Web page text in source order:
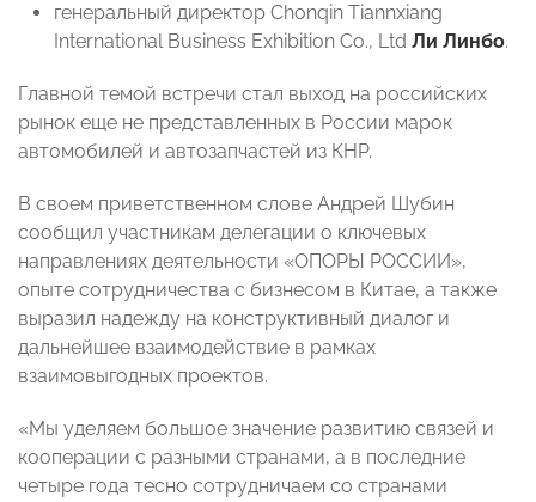
генеральный директор Chonqin Tiannxiang
International Business Exhibition Co., Ltd Ли Линбо.
Главной темой встречи стал выход на российских
рынок еще не представленных в России марок
автомобилей и автозапчастей из КНР.
В своем приветственном слове Андрей Шубин
сообщил участникам делегации о ключевых
направлениях деятельности «ОПОРЫ РОССИИ»,
опыте сотрудничества с бизнесом в Китае, а также
выразил надежду на конструктивный диалог и
дальнейшее взаимодействие в рамках
взаимовыгодных проектов.
«Мы уделяем большое значение развитию связей и
кооперации с разными странами, а в последние
четыре года тесно сотрудничаем со странами